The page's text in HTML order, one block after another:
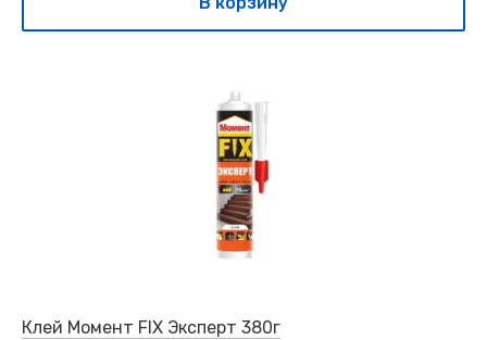
Клей Момент FIX Эксперт 380г